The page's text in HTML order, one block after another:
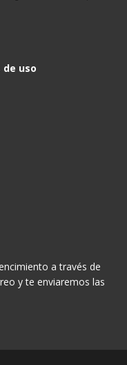
uso
a través de
y te enviaremos las